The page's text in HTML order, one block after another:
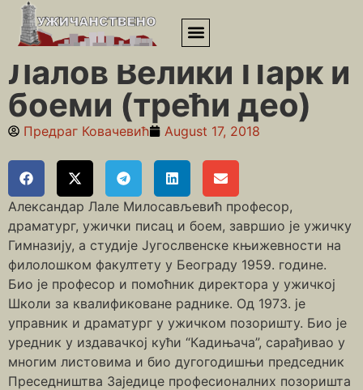
Почетна»Велики парк»Лалов Велики Парк и боеми (трећи
део)
Лалов Велики Парк и
боеми (трећи део)
Предраг Ковачевић August 17, 2018
Александар Лале Милосављевић професор,
драматург, ужички писац и боем, завршио је ужичку
Гимназију, а студије Југослвенске књижевности на
филолошком факултету у Београду 1959. године.
Био је професор и помоћник директора у ужичкој
Школи за квалификоване раднике. Од 1973. је
управник и драматург у ужичком позоришту. Био је
уредник у издавачкој кући “Кадињача”, сарађивао у
многим листовима и био дугогодишњи председник
Преседништва Заједице професионалних позоришта